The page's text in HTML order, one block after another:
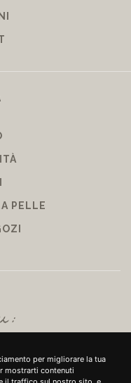
per migliorare la tua
mostrarti contenuti
PELLE
: